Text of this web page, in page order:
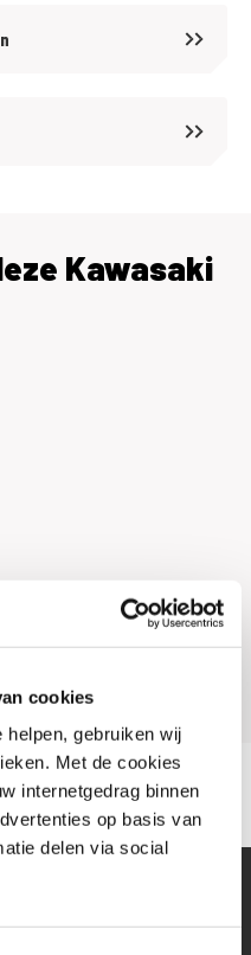
cookies
gebruiken wij
Met de cookies
internetgedrag binnen
op basis van
delen via social
Kawasaki